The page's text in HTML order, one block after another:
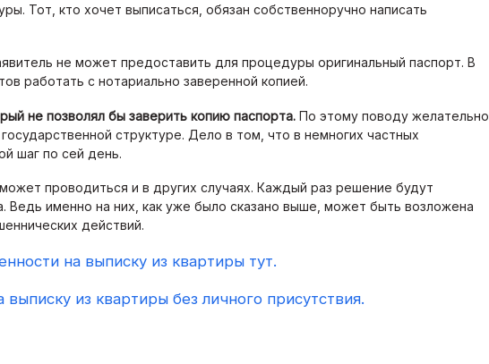
Тот, кто хочет выписаться, обязан собственноручно написать
не может предоставить для процедуры оригинальный паспорт. В
работать с нотариально заверенной копией.
не позволял бы заверить копию паспорта. По этому поводу желательно
структуре. Дело в том, что в немногих частных
шаг по сей день.
проводиться и в других случаях. Каждый раз решение будут
Ведь именно на них, как уже было сказано выше, может быть возложена
действий.
на выписку из квартиры тут.
из квартиры без личного присутствия.